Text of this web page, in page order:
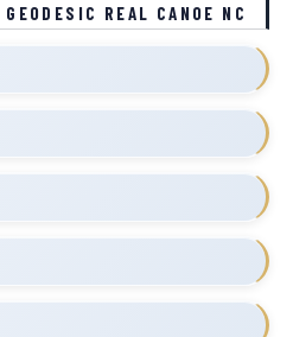
GEODESIC REAL CANOE NC